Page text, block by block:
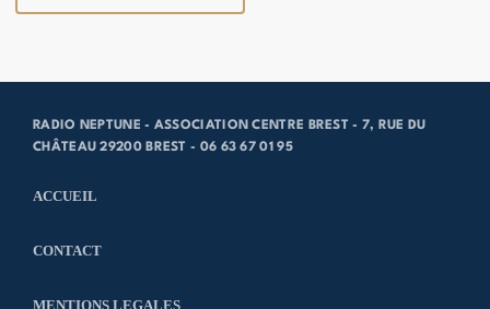
RADIO NEPTUNE - ASSOCIATION CENTRE BREST - 7, RUE DU
CHÂTEAU 29200 BREST - 06 63 67 01 95
ACCUEIL
CONTACT
MENTIONS LEGALES